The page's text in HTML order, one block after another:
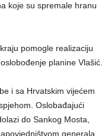
koje su spremale hranu
pomogle realizaciju
planine Vlašić.
i sa Hrvatskim vijećem
Oslobađajući
do Sankog Mosta,
generala